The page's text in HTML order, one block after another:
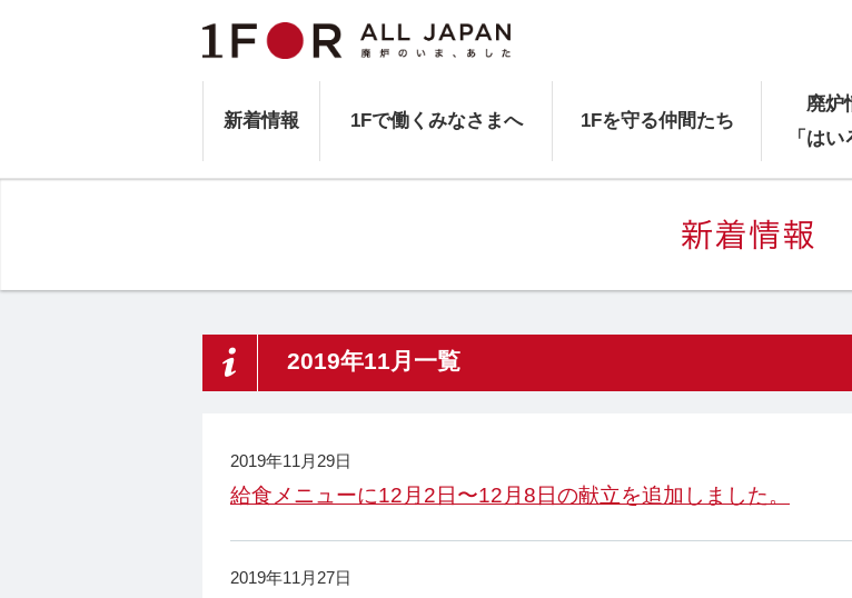
新着情報 1Fで働くみなさまへ 1Fを守る仲間たち
廃炉
「はい
2019年11月一覧
2019年11月29日
給食メニューに12月2日〜12月8日の献立を追加しました。
2019年11月27日